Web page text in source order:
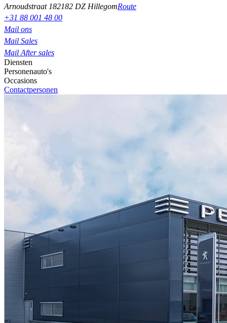
Arnoudstraat 182182 DZ HillegomRoute
+31 88 001 48 00
Mail ons
Mail Sales
Mail After sales
Diensten
Personenauto's
Occasions
Contactpersonen